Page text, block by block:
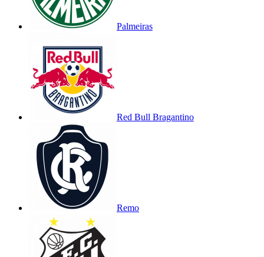
Palmeiras
Red Bull Bragantino
Remo